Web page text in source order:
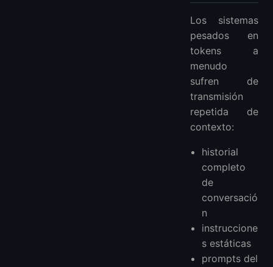
Los sistemas
pesados en
tokens a
menudo
sufren de
transmisión
repetida de
contexto:
historial
completo
de
conversació
n
instruccione
s estáticas
prompts del